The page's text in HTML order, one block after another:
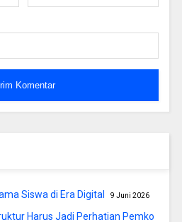
Siswa di Era Digital 9 Juni 2026
Harus Jadi Perhatian Pemko